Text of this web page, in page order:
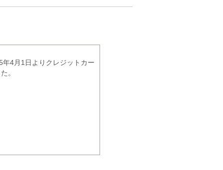
年4月1日よりクレジットカー
。